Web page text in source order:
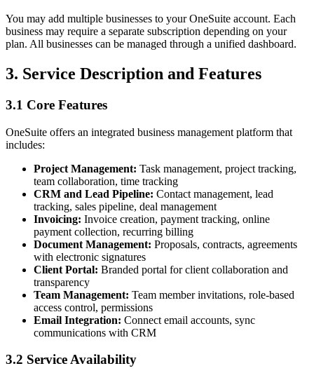
You may add multiple businesses to your OneSuite account. Each
business may require a separate subscription depending on your
plan. All businesses can be managed through a unified dashboard.
3. Service Description and Features
3.1 Core Features
OneSuite offers an integrated business management platform that
includes:
Project Management: Task management, project tracking,
team collaboration, time tracking
CRM and Lead Pipeline: Contact management, lead
tracking, sales pipeline, deal management
Invoicing: Invoice creation, payment tracking, online
payment collection, recurring billing
Document Management: Proposals, contracts, agreements
with electronic signatures
Client Portal: Branded portal for client collaboration and
transparency
Team Management: Team member invitations, role-based
access control, permissions
Email Integration: Connect email accounts, sync
communications with CRM
3.2 Service Availability